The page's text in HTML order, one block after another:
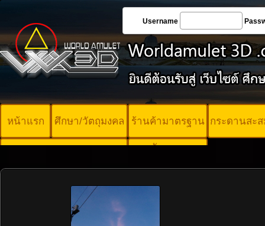
Username
หน้าแรก ศึกษา/วัตถุมงคล ร้านค้ามาตรฐาน กระดานสะ
บัตรพระ